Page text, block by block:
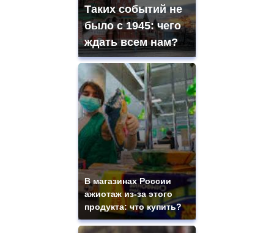
Таких событий не
было с 1945: чего
ждать всем нам?
В магазинах России
ажиотаж из-за этого
продукта: что купить?